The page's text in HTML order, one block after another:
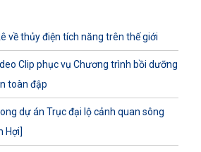
về thủy điện tích năng trên thế giới
Clip phục vụ Chương trình bồi dưỡng
toàn đập
dự án Trục đại lộ cảnh quan sông
Hợi]